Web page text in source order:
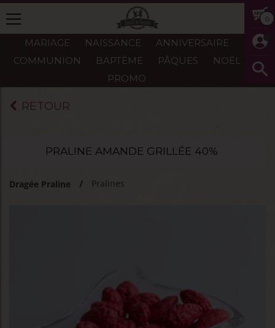
0
MARIAGE NAISSANCE
ANNIVERSAIRE
COMMUNION
BAPTÈME PÂQUES
NOËL
PROMO
RETOUR
PRALINE AMANDE GRILLÉE 40%
Dragée Praline Pralines